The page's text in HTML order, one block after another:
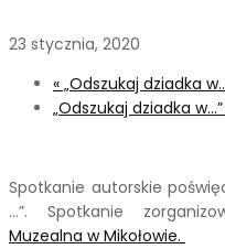
23 stycznia, 2020
« „Odszukaj dziadka
„Odszukaj dziadka
Spotkanie autorskie
…”. Spotkanie
Muzealna w Mikołowie.